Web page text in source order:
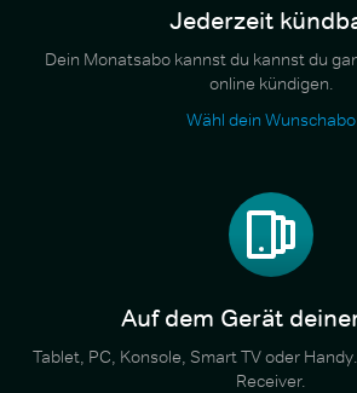
Jederzeit
Dein Monatsabo kannst du kannst du
online kündigen.
Wähl dein Wunschabo
Auf dem Gerät
Tablet, PC, Konsole, Smart TV oder
Receiver.